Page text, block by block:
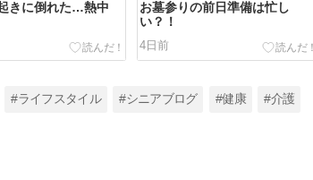
きに倒れた…熱中
お墓参りの前日準備は忙し
い？！
4日前
#ライフスタイル #シニアブログ #健康 #介護